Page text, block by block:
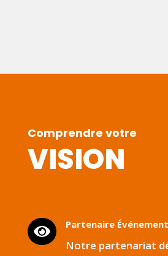
Comprendre votre
VISION
 Partenaire
Notre partenariat